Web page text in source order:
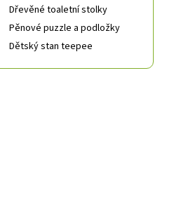
Dřevěné toaletní stolky
Pěnové puzzle a podložky
Dětský stan teepee